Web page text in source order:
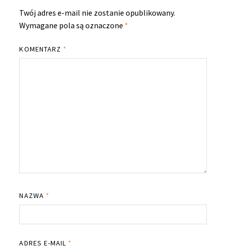
Twój adres e-mail nie zostanie opublikowany.
Wymagane pola są oznaczone *
KOMENTARZ *
NAZWA *
ADRES E-MAIL *